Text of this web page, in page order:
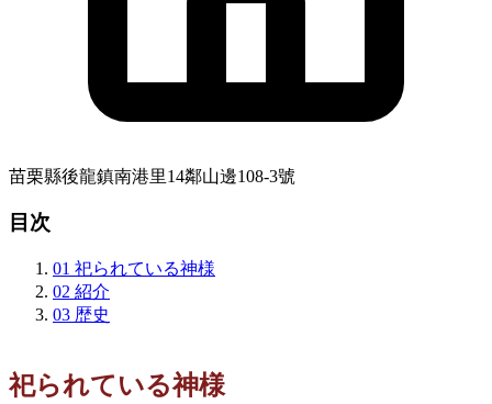
苗栗縣後龍鎮南港里14鄰山邊108-3號
目次
01 祀られている神様
02 紹介
03 歴史
祀られている神様